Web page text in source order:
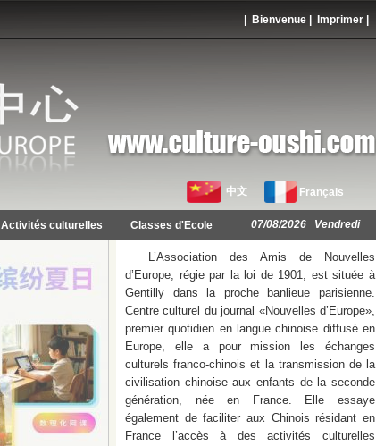
| Bienvenue | Imprimer
中文 Français
Activités culturelles Classes d'Ecole 07/08/2026 Vendredi
L’Association des Amis de Nouvelles
d’Europe, régie par la loi de 1901, est située à
Gentilly dans la proche banlieue parisienne.
Centre culturel du journal «Nouvelles d’Europe»,
premier quotidien en langue chinoise diffusé en
Europe, elle a pour mission les échanges
culturels franco-chinois et la transmission de la
civilisation chinoise aux enfants de la seconde
génération, née en France. Elle essaye
également de faciliter aux Chinois résidant en
France l’accès à des activités culturelles